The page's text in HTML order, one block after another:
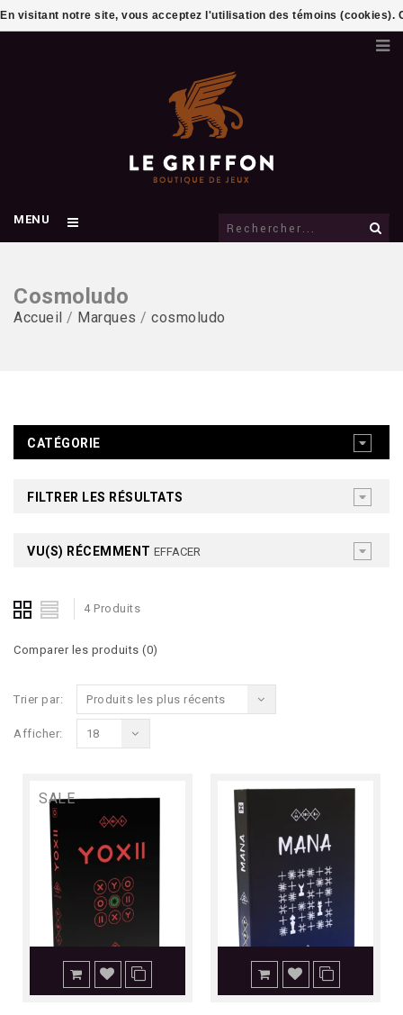
MENU
Cosmoludo
Accueil / Marques / cosmoludo
CATÉGORIE
FILTRER LES RÉSULTATS
VU(S) RÉCEMMENT EFFACER
4 Produits
Comparer les produits (0)
Trier par: Produits les plus récents
Afficher: 18
SALE
En visitant notre site, vous acceptez l'utilisation des témoins